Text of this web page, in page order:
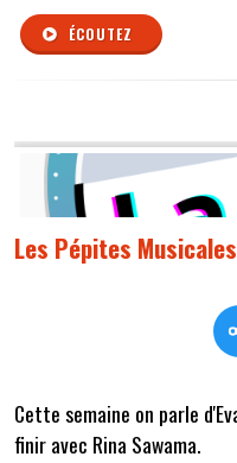
ÉCOUTEZ
Les Pépites
Cette semaine on parle
finir avec Rina Sawama.